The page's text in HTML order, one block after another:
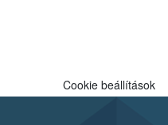
Cookie beállítások